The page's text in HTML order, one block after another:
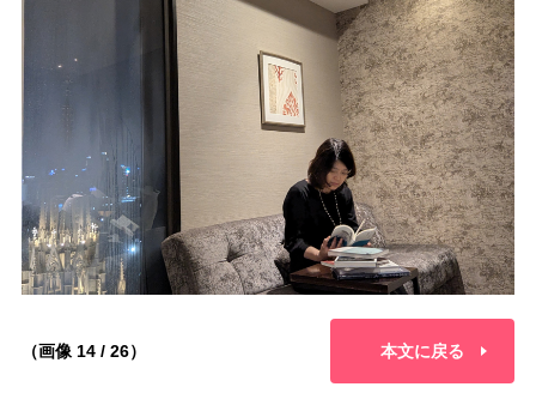
（画像 14 / 26） 本文に戻る